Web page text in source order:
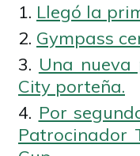
Llegó la
Gympass
Una nueva
City porteña.
Por
Patrocinador